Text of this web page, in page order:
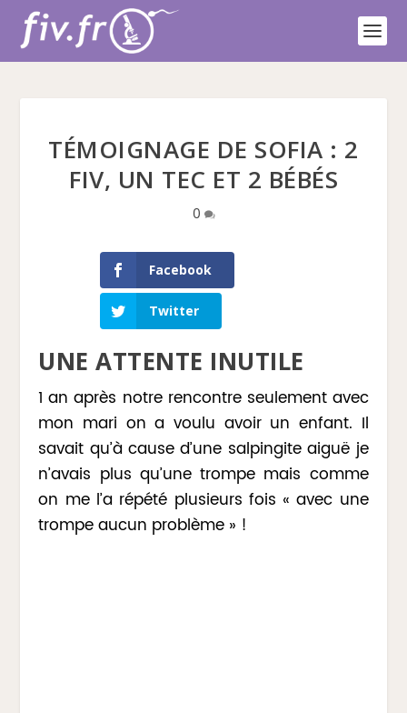
TÉMOIGNAGE DE SOFIA : 2
FIV, UN TEC ET 2 BÉBÉS
0
Facebook
Twitter
UNE ATTENTE INUTILE
1 an après notre rencontre seulement avec
mon mari on a voulu avoir un enfant. Il
savait qu’à cause d’une salpingite aiguë je
n’avais plus qu’une trompe mais comme
on me l’a répété plusieurs fois « avec une
trompe aucun problème » !